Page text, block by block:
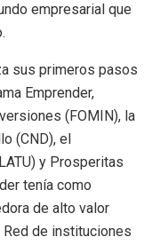
empresarial que
sus primeros pasos
Emprender,
(FOMIN), la
(CND), el
y Prosperitas
tenía como
de alto valor
de instituciones